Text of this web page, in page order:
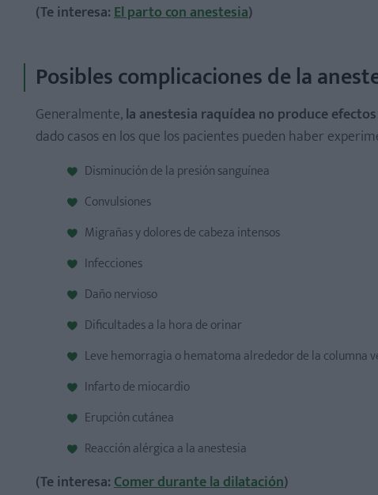
(Te interesa:El parto con anestesia)
Posibles complicaciones de la
Generalmente,la anestesia raquídea no produce
dado casos en los que los pacientes pueden haber
Disminución de la presión sanguínea
Convulsiones
Migrañas y dolores de cabeza intensos
Infecciones
Daño nervioso
Dificultades a la hora de orinar
Leve hemorragia o hematoma alrededor de la columna
Infarto de miocardio
Erupción cutánea
Reacción alérgica a la anestesia
(Te interesa:Comer durante la dilatación)